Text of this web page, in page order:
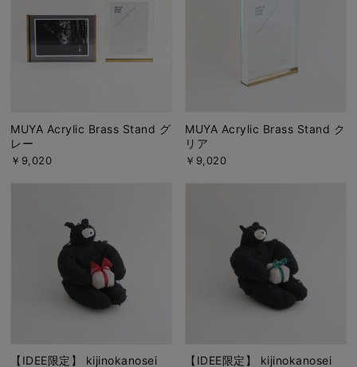
MUYA Acrylic Brass Stand グ
レー
￥9,020
MUYA Acrylic Brass Stand ク
リア
￥9,020
【IDEE限定】 kijinokanosei
【IDEE限定】 kijinokanosei